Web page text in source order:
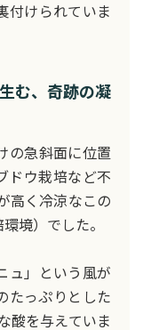
付けられていま
む、奇跡の凝
の急斜面に位置
ドウ栽培など不
高く冷涼なこの
境）でした。
ュ」という風が
たっぷりとした
酸を与えていま